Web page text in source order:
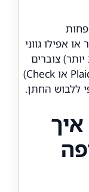
או אפילו גווני
צוברים
פופולריות. חליפות משובצות עדינות (Plaid או Check)
ללבוש החתן.